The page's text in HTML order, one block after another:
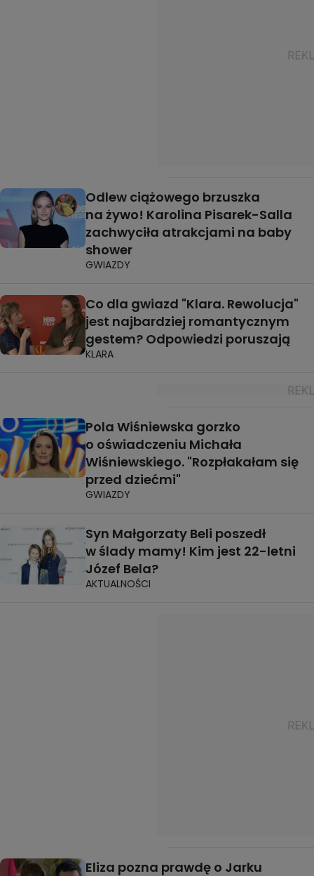
Odlew ciążowego brzuszka
na żywo! Karolina Pisarek-Salla
zachwyciła atrakcjami na baby
shower
GWIAZDY
Co dla gwiazd "Klara. Rewolucja"
jest najbardziej romantycznym
gestem? Odpowiedzi poruszają
KLARA
Pola Wiśniewska gorzko
o oświadczeniu Michała
Wiśniewskiego. "Rozpłakałam się
przed dziećmi"
GWIAZDY
Syn Małgorzaty Beli poszedł
w ślady mamy! Kim jest 22-letni
Józef Bela?
AKTUALNOŚCI
Eliza pozna prawdę o Jarku